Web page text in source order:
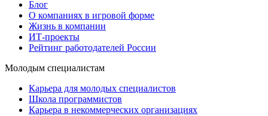
Блог
О компаниях в игровой форме
Жизнь в компании
ИТ-проекты
Рейтинг работодателей России
Молодым специалистам
Карьера для молодых специалистов
Школа программистов
Карьера в некоммерческих организациях